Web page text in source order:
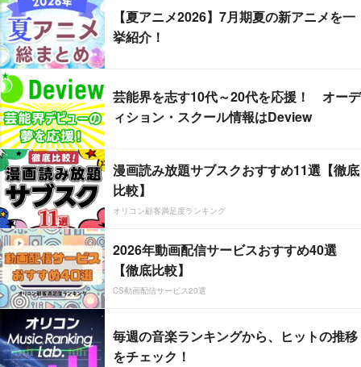
【夏アニメ2026】7月期夏の新アニメを一
挙紹介！
芸能界を志す10代～20代を応援！ オーデ
ィション・スクール情報はDeview
漫画読み放題サブスクおすすめ11選【徹底
比較】
オリコン顧客満足度ランキング
2026年動画配信サービスおすすめ40選
【徹底比較】
CS動画配信サービス20選
毎週の音楽ランキングから、ヒットの推移
をチェック！